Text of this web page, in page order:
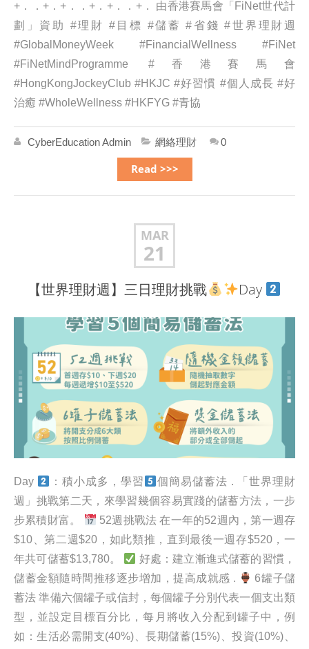
+．．+．+．．+．+．．+． 由香港賽馬會「FiNet世代計
劃」資助 #理財 #目標 #儲蓄 #省錢 #世界理財週
#GlobalMoneyWeek #FinancialWellness #FiNet
#FiNetMindProgramme #香港賽馬會
#HongKongJockeyClub #HKJC #好習慣 #個人成長 #好
治癒 #WholeWellness #HKFYG #青協
CyberEducation Admin 網絡理財 0
Read >>>
MAR
21
【世界理財週】三日理財挑戰 Day
Day ：積小成多，學習
個簡易儲蓄法 . 「世界理財
週」挑戰第二天，來學習幾個容易實踐的儲蓄方法，一步
步累積財富。
52週挑戰法 在一年的52週內，第一週存
$10、第二週$20，如此類推，直到最後一週存$520，一
年共可儲蓄$13,780。
好處：建立漸進式儲蓄的習慣，
儲蓄金額隨時間推移逐步增加，提高成就感 .
6罐子儲
蓄法 準備六個罐子或信封，每個罐子分別代表一個支出類
型，並設定目標百分比，每月將收入分配到罐子中，例
如：生活必需開支(40%)、長期儲蓄(15%)、投資(10%)、